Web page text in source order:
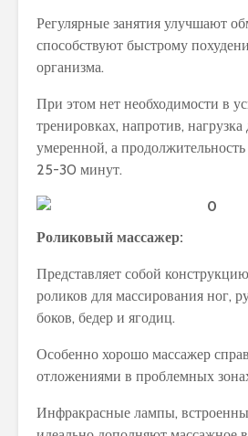
Регулярные занятия улучшают
способствуют быстрому
организма.
При этом нет необходимости в
тренировках, напротив,
умеренной, а продолжительность
25-30 минут.
Роликовый массажер:
Представляет собой
роликов для массирования ног,
боков, бедер и ягодиц.
Особенно хорошо массажер
отложениями в проблемных
Инфракрасные лампы,